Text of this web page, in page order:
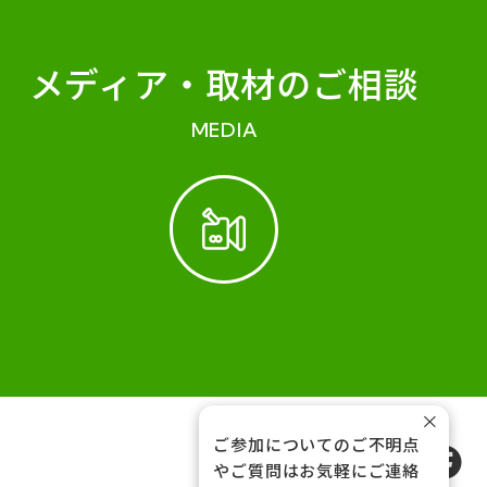
メディア・ 取材のご相談
MEDIA
FOLLOW US
ご参加についてのご不明点
やご質問はお気軽にご連絡
×